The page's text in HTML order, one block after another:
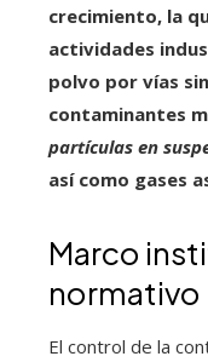
crecimiento, la
actividades
polvo por vías
contaminantes
partículas en
así como gases
Marco
normativo
El control de la